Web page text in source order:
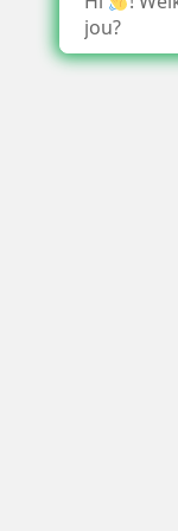
jou?